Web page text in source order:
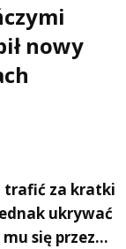
nowy
trafić za kratki
ukrywać
się przez…